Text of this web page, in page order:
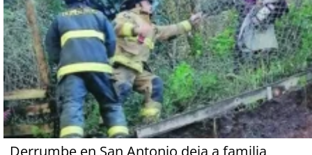
Derrumbe en San Antonio deja a familia